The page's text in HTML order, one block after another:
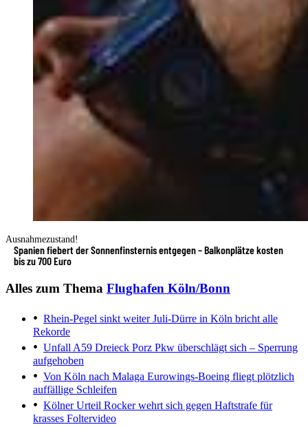
Ausnahmezustand!
Spanien fiebert der Sonnenfinsternis entgegen – Balkonplätze kosten
bis zu 700 Euro
Alles zum Thema Flughafen Köln/Bonn
Rhein-Pegel sinkt weiterJuli-Dürre in Köln bricht alle
Rekorde
Unfall A59 Dreieck Porz Pkw überschlägt sich – Sperrung
aufgehoben
Von Köln nach Malaga Eurowings-Boeing fliegt plötzlich
auffällige Schleifen
Kölner Urteil Rocker wehrt sich gegen Haftstrafe für
krasses Foltervideo